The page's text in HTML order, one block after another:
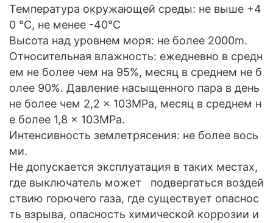
Температура окружающей среды: не выше +4
0 °C, не менее -40°C
Высота над уровнем моря: не более 2000m.
Относительная влажность: ежедневно в средн
ем не более чем на 95%, месяц в среднем не б
олее 90%. Давление насыщенного пара в день
не более чем 2,2 × 103MPa, месяц в среднем н
е более 1,8 × 103MPa.
Интенсивность землетрясения: не более вось
ми.
Не допускается эксплуатация в таких местах,
где выключатель может подвергаться воздей
ствию горючего газа, где существует опаснос
ть взрыва, опасность химической коррозии и